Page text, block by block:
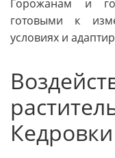
Горожанам и
готовыми к
условиях и
Кедровки